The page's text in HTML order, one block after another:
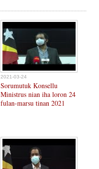
2021-03-24
Sorumutuk Konsellu
Ministrus nian iha loron 24
fulan-marsu tinan 2021